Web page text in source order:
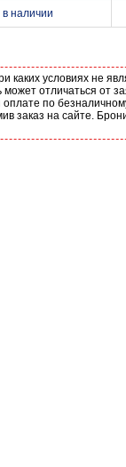
в наличии
каких условиях не
отличаться от
по
заказ на сайте.